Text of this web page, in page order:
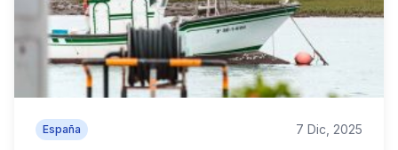
España 7 Dic, 2025